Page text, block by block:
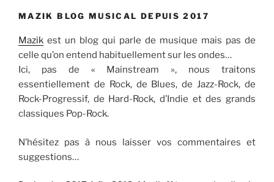
MAZIK BLOG MUSICAL DEPUIS 2017
Mazik est un blog qui parle de musique mais pas de
celle qu’on entend habituellement sur les ondes…
Ici, pas de « Mainstream », nous traitons
essentiellement de Rock, de Blues, de Jazz-Rock, de
Rock-Progressif, de Hard-Rock, d’Indie et des grands
classiques Pop-Rock.
N’hésitez pas à nous laisser vos commentaires et
suggestions…